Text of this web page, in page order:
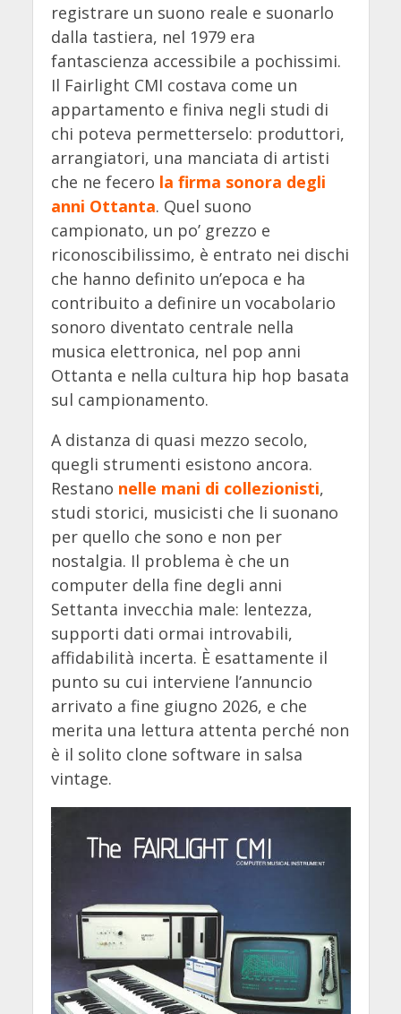
registrare un suono reale e suonarlo
dalla tastiera, nel 1979 era
fantascienza accessibile a pochissimi.
Il Fairlight CMI costava come un
appartamento e finiva negli studi di
chi poteva permetterselo: produttori,
arrangiatori, una manciata di artisti
che ne fecero la firma sonora degli
anni Ottanta. Quel suono
campionato, un po’ grezzo e
riconoscibilissimo, è entrato nei dischi
che hanno definito un’epoca e ha
contribuito a definire un vocabolario
sonoro diventato centrale nella
musica elettronica, nel pop anni
Ottanta e nella cultura hip hop basata
sul campionamento.
A distanza di quasi mezzo secolo,
quegli strumenti esistono ancora.
Restano nelle mani di collezionisti,
studi storici, musicisti che li suonano
per quello che sono e non per
nostalgia. Il problema è che un
computer della fine degli anni
Settanta invecchia male: lentezza,
supporti dati ormai introvabili,
affidabilità incerta. È esattamente il
punto su cui interviene l’annuncio
arrivato a fine giugno 2026, e che
merita una lettura attenta perché non
è il solito clone software in salsa
vintage.